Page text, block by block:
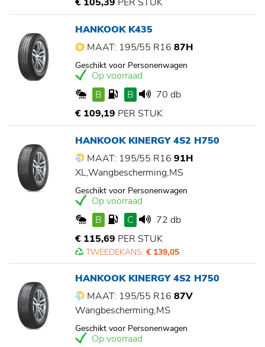
HANKOOK K435
MAAT: 195/55 R16 87H
Geschikt voor Personenwagen
Op voorraad
B
B
70 db
€ 109,19 PER STUK
HANKOOK KINERGY 4S2 H750
MAAT: 195/55 R16 91H
XL,Wangbescherming,MS
Geschikt voor Personenwagen
Op voorraad
B
C
72 db
€ 115,69 PER STUK
TWEEDEKANS: € 139,05
HANKOOK KINERGY 4S2 H750
MAAT: 195/55 R16 87V
Wangbescherming,MS
Geschikt voor Personenwagen
Op voorraad